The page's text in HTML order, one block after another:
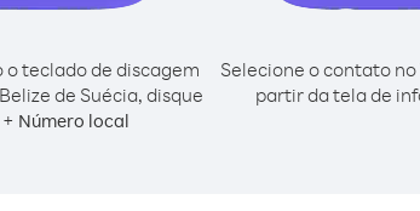
o teclado de discagem
de Suécia, disque
Número local
Selecione o contato
partir da tela de